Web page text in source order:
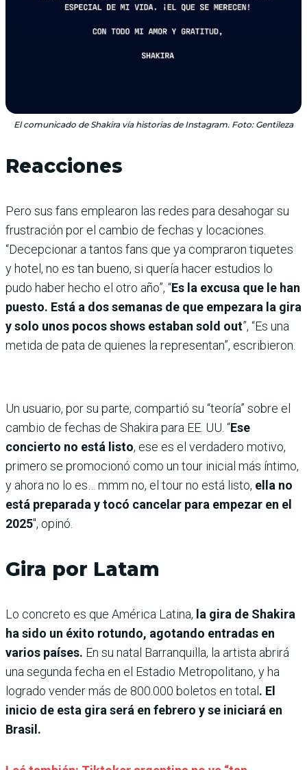
El comunicado de Shakira vía historias de Instagram. Foto: Gentileza
Reacciones
Pero sus fans emplearon las redes para desahogar su
frustración por el cambio de fechas y locaciones.
“Decepcionar a tantos fans que ya compraron tiquetes
y hotel, no es tan bueno, si quería hacer estudios lo
pudo haber hecho el otro año”, “Es la excusa que le han
puesto. Está a dos semanas de que empezara la gira
y solo unos pocos shows estaban sold out”, “Es una
metida de pata de quienes la representan”, escribieron.
Un usuario, por su parte, compartió su “teoría” sobre el
cambio de fechas de Shakira para EE. UU. “Ese
concierto no está listo, ese es el verdadero motivo,
primero se promocionó como un tour inicial más íntimo,
y ahora no lo es… mmm no, el tour no está listo, ella no
está preparada y tocó cancelar para empezar en el
2025″, opinó.
Gira por Latam
Lo concreto es que América Latina, la gira de Shakira
ha sido un éxito rotundo, agotando entradas en
varios países. En su natal Barranquilla, la artista abrirá
una segunda fecha en el Estadio Metropolitano, y ha
logrado vender más de 800.000 boletos en total . El
inicio de esta gira será en febrero y se iniciará en
Brasil.